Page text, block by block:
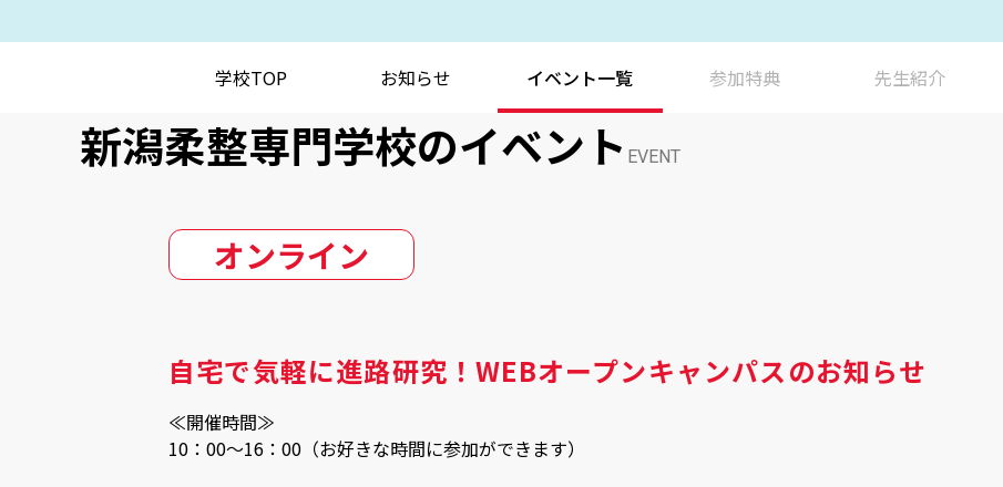
学校TOP お知らせ イベント一覧 参加特典 先生紹介
新潟柔整専門学校のイベント EVENT
オンライン
自宅で気軽に進路研究！WEBオープンキャンパスのお知らせ
≪開催時間≫
10：00～16：00（お好きな時間に参加ができます）